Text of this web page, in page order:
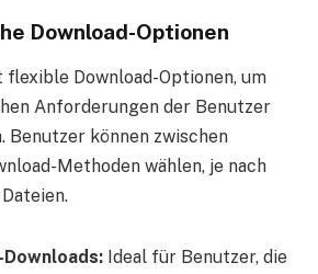
Download-Optionen
flexible Download-Optionen, um
Anforderungen der Benutzer
Benutzer können zwischen
Methoden wählen, je nach
Ideal für Benutzer, die